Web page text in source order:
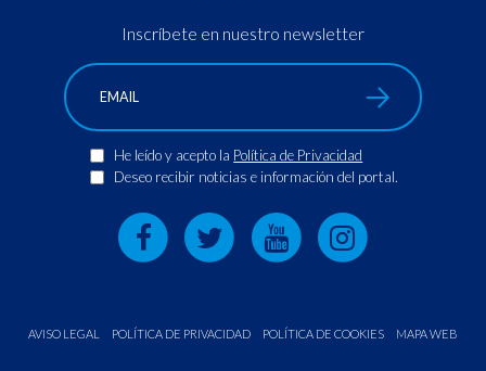
Inscríbete en nuestro newsletter
He leído y acepto la Política de Privacidad
Deseo recibir noticias e información del portal.
AVISO LEGAL POLÍTICA DE PRIVACIDAD POLÍTICA DE COOKIES MAPA WEB